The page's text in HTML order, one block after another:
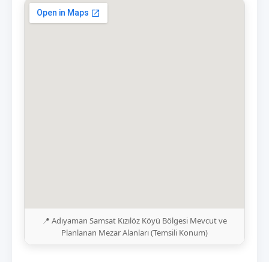
📍 Adıyaman Samsat Kızılöz Köyü Bölgesi Mevcut ve
Planlanan Mezar Alanları (Temsili Konum)